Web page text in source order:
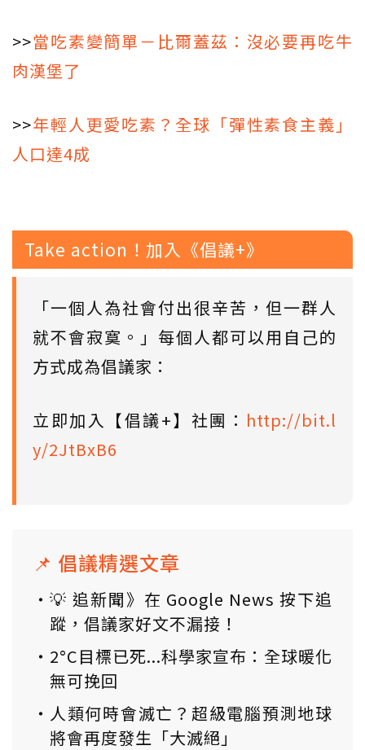
>>當吃素變簡單－比爾蓋茲：沒必要再吃牛
肉漢堡了
>>年輕人更愛吃素？全球「彈性素食主義」
人口達4成
Take action！加入《倡議+》
「一個人為社會付出很辛苦，但一群人
就不會寂寞。」每個人都可以用自己的
方式成為倡議家：
立即加入【倡議+】社團： http://bit.l
y/2JtBxB6
📌 倡議精選文章
💡 追新聞》在 Google News 按下追
蹤，倡議家好文不漏接！
2°C目標已死...科學家宣布：全球暖化
無可挽回
人類何時會滅亡？超級電腦預測地球
將會再度發生「大滅絕」